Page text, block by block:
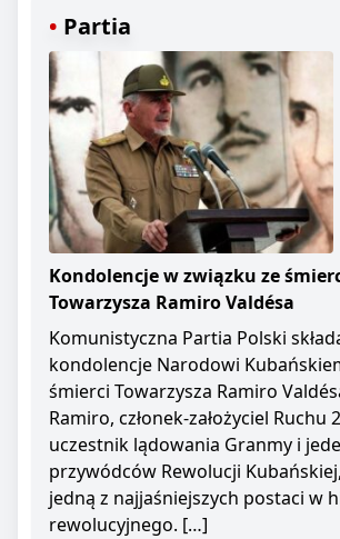
Partia
Kondolencje w związku ze
Towarzysza Ramiro Valdésa
Komunistyczna Partia Polski
kondolencje Narodowi
śmierci Towarzysza Ramiro
Ramiro, członek-założyciel Ruchu
uczestnik lądowania Granmy i
przywódców Rewolucji
jedną z najjaśniejszych postaci w
rewolucyjnego. […]